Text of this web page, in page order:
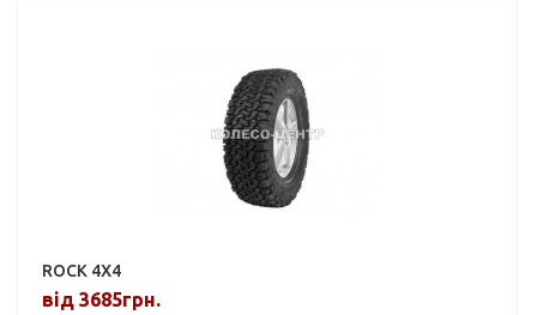
ROCK 4X4
від 3685грн.